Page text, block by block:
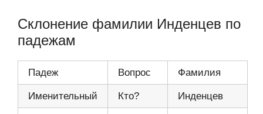
Склонение фамилии Инденцев по
падежам
Падеж Вопрос Фамилия
Именительный Кто? Инденцев